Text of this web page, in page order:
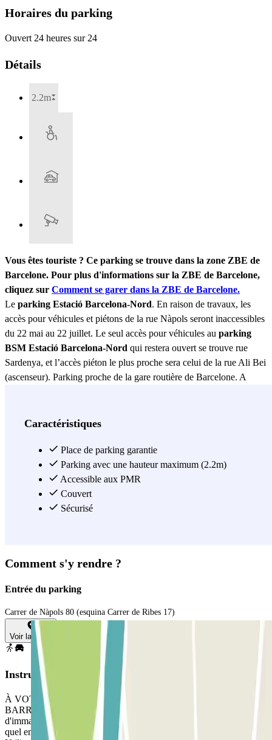
Horaires du parking
Ouvert 24 heures sur 24
Détails
2.2m
Vous êtes touriste ? Ce parking se trouve dans la zone ZBE de
Barcelone. Pour plus d'informations sur la ZBE de Barcelone,
cliquez sur Comment se garer dans la ZBE de Barcelone.
Le parking Estació Barcelona-Nord. En raison de travaux, les
accès pour véhicules et piétons de la rue Nàpols seront inaccessibles
du 22 mai au 22 juillet. Le seul accès pour véhicules au parking
BSM Estació Barcelona-Nord qui restera ouvert se trouve rue
Sardenya, et l’accès piéton le plus proche sera celui de la rue Ali Bei
(ascenseur). Parking proche de la gare routière de Barcelone. A
Voir plus
Caractéristiques
Place de parking garantie
Parking avec une hauteur maximum (2.2m)
Accessible aux PMR
Couvert
Sécurisé
Comment s'y rendre ?
Entrée du parking
Carrer de Nàpols 80 (esquina Carrer de Ribes 17)
Voir la carte
Instructions
À VOTRE ARRIVÉE : Accédez au parking. POUR OUVRIR LA
BARRIÈRE : Approchez-vous de la barrière. Le lecteur
d'immatriculation reconnaitra votre véhicule. Garez-vous à n'importe
quel emplacement libre. SI LA BARRIÈRE NE S'OUVRE PAS :